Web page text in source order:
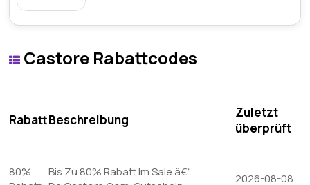
Castore Rabattcodes
RabattBeschreibung
Zuletzt
überprüft
80%
Bis Zu 80% Rabatt Im Sale â€“
2026-08-08